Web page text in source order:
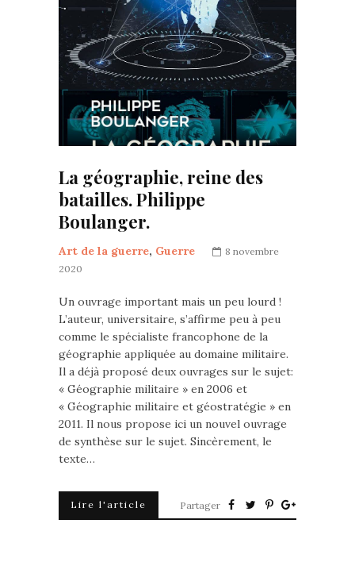
La géographie, reine des
batailles. Philippe
Boulanger.
Art de la guerre, Guerre
8 novembre
2020
Un ouvrage important mais un peu lourd !
L’auteur, universitaire, s’affirme peu à peu
comme le spécialiste francophone de la
géographie appliquée au domaine militaire.
Il a déjà proposé deux ouvrages sur le sujet:
« Géographie militaire » en 2006 et
« Géographie militaire et géostratégie » en
2011. Il nous propose ici un nouvel ouvrage
de synthèse sur le sujet. Sincèrement, le
texte…
Lire l'article Partager